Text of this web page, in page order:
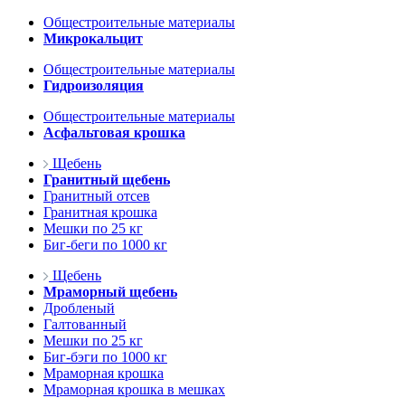
Общестроительные материалы
Микрокальцит
Общестроительные материалы
Гидроизоляция
Общестроительные материалы
Асфальтовая крошка
Щебень
Гранитный щебень
Гранитный отсев
Гранитная крошка
Мешки по 25 кг
Биг-беги по 1000 кг
Щебень
Мраморный щебень
Дробленый
Галтованный
Мешки по 25 кг
Биг-бэги по 1000 кг
Мраморная крошка
Мраморная крошка в мешках